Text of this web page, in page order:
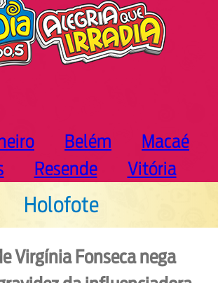
Belém
Macaé
Resende Vitória
Holofote
Virgínia Fonseca nega